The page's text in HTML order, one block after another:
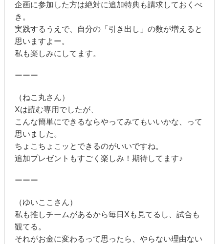
企画に参加した方は絶対に追加特典も請求しておくべ
き。
実践するうえで、自分の「引き出し」の数が増えると
思いますよー。
私も楽しみにしてます。
ーーー
（ねこ丸さん）
Xは読む専用でしたが、
こんな簡単にできるならやってみてもいいかな、って
思いました。
ちょこちょこッとできるのがいいですね。
追加プレゼントもすごく楽しみ！期待してます♪
ーーー
（ゆいここさん）
私も推しチームがあるから毎日Xも見てるし、試合も
観てる。
それがお金に変わるって思ったら、やらない理由ない